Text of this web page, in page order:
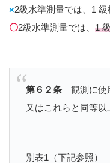
×2級水準測量では、1 級
〇2級水準測量では、 1
第６２条 観測に使
又はこれらと同等以
別表1（下記参照）